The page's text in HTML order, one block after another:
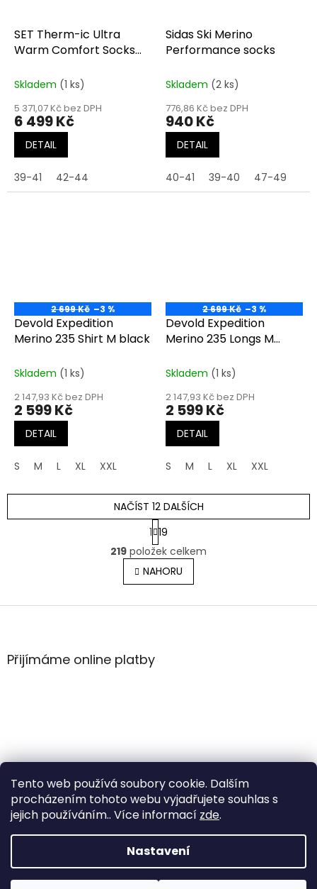
Tento web používá soubory cookie. Dalším
procházením tohoto webu vyjadřujete souhlas s
jejich používáním.. Více informací zde.
Nastavení
SET Therm-ic Ultra
Warm Comfort Socks
Skladem (1 ks)
5 371,07 Kč bez DPH
6 499 Kč
DETAIL
39-41 42-44
Sidas Ski Merino
Performance socks
Skladem (2 ks)
776,86 Kč bez DPH
940 Kč
DETAIL
40-41 39-40 47-49
2 699 Kč –3 %
Devold Expedition
Merino 235 Shirt M black
Skladem (1 ks)
2 147,93 Kč bez DPH
2 599 Kč
DETAIL
S M L XL XXL
2 699 Kč –3 %
Devold Expedition
Merino 235 Longs M
Skladem (1 ks)
2 147,93 Kč bez DPH
2 599 Kč
DETAIL
S M L XL XXL
O
v
l
á
i
u
NAČÍST 12 DALŠÍCH
S
t
r
á
n
k
v
1 19
219 položek celkem
NAHORU
Z
aPřijímáme online platby
Vytvořil Shoptet
Copyright 2026WintersportHK. Všechna práva